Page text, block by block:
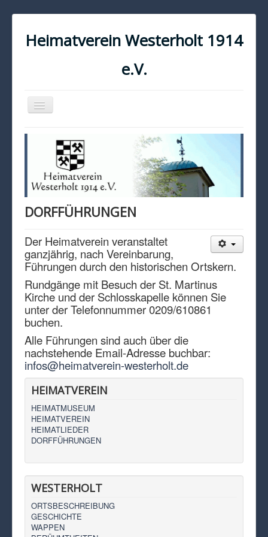
Heimatverein Westerholt 1914
e.V.
Navigation
an/aus
KONTAKT
IMPRESSUM
DATENSCHUTZ
DORFFÜHRUNGEN
Der Heimatverein veranstaltet
ganzjährig, nach Vereinbarung,
Führungen durch den historischen Ortskern.
Rundgänge mit Besuch der St. Martinus
Kirche und der Schlosskapelle können Sie
unter der Telefonnummer 0209/610861
buchen.
Alle Führungen sind auch über die
nachstehende Email-Adresse buchbar:
infos@heimatverein-westerholt.de
HEIMATVEREIN
HEIMATMUSEUM
HEIMATVEREIN
HEIMATLIEDER
DORFFÜHRUNGEN
WESTERHOLT
ORTSBESCHREIBUNG
GESCHICHTE
WAPPEN